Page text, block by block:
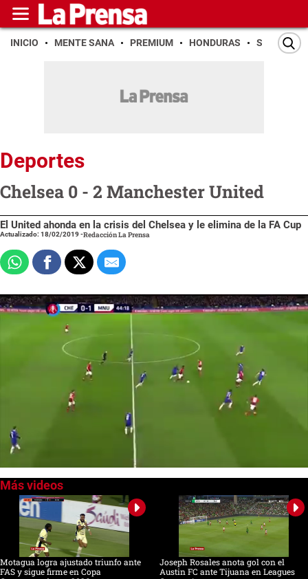
INICIO MENTE SANA PREMIUM HONDURAS SAN PEDRO
Deportes
Chelsea 0 - 2 Manchester United
El United ahonda en la crisis del Chelsea y le elimina de la FA Cup
Actualizado: 18/02/2019-Redacción La Prensa
seconds
seconds
Motagua logra ajustado triunfo ante
FAS y sigue firme en Copa
Joseph Rosales anota gol con el
Austin FC ante Tijuana en Leagues